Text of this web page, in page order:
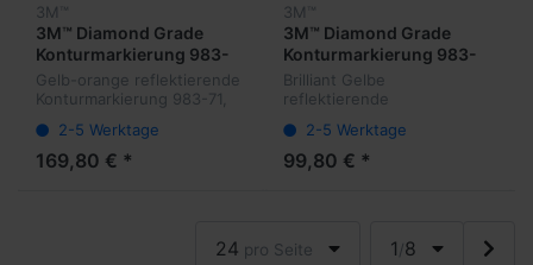
3M™
3M™ Diamond Grade
Konturmarkierung 983-
71 Gelborange
Gelb-orange reflektierende
Konturmarkierung 983-71,
1042-5 Werktage
169,80 € *
3M™
3M™ Diamond Grade
Konturmarkierung 983-
21 Brilliant-Gelb
Brilliant Gelbe
reflektierende
55 mm x 45,7 m, UN ECE
104
2-5 Werktage
99,80 € *
24 pro Seite 1/8